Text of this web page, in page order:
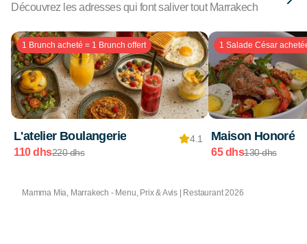
Découvrez les adresses qui font saliver tout Marrakech
1 Brunch acheté = 1 Brunch offert
L'atelier Boulangerie 4.1
110 dhs220 dhs
1 Salade César
Maison Honoré
65 dhs130 dhs
Mamma Mia, Marrakech - Menu, Prix & Avis | Restaurant 2026